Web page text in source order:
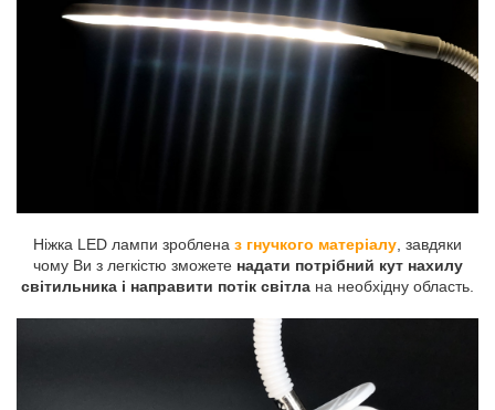
Ніжка LED лампи зроблена з гнучкого матеріалу , завдяки
чому Ви з легкістю зможете надати потрібний кут нахилу
світильника і направити потік світла на необхідну область.